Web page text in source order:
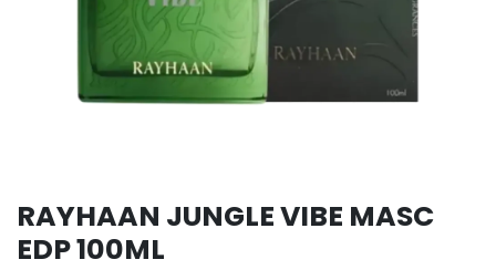
RAYHAAN JUNGLE VIBE MASC
EDP 100ML